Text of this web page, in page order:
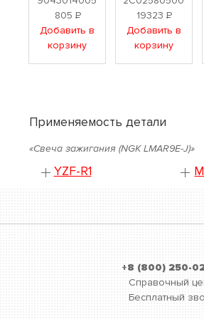
805Р
Добавить в
корзину
19323Р
Добавить в
корзину
Применяемость детали
«Свеча зажигания (NGK LMAR9E-J)»
YZF-R1
+8 (800) 250-
Справочный
Бесплатный